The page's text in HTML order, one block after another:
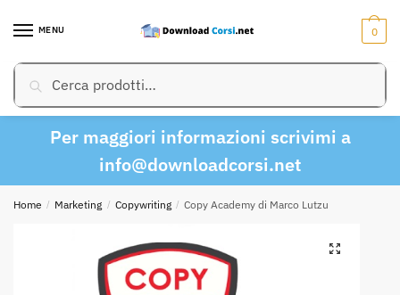
MENU
Cerca:Cerca
0
Per maggiori informazioni scrivimi a
info@downloadcorsi.net
Home / Marketing / Copywriting / Copy Academy di Marco Lutzu